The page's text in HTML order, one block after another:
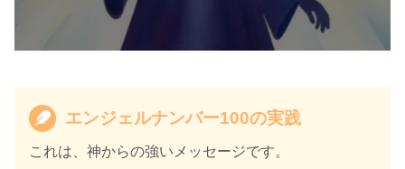
エンジェルナンバー100の実践
これは、神からの強いメッセージです。